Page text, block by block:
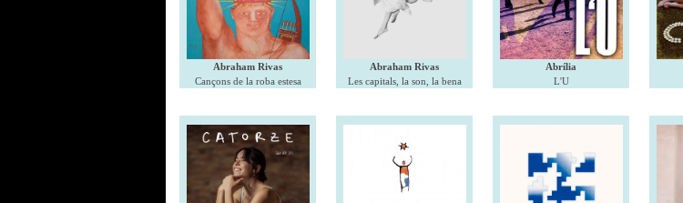
Abraham Rivas
Cançons de la roba estesa
Abraham Rivas
Les capitals, la son, la bena
Abrília
L'U